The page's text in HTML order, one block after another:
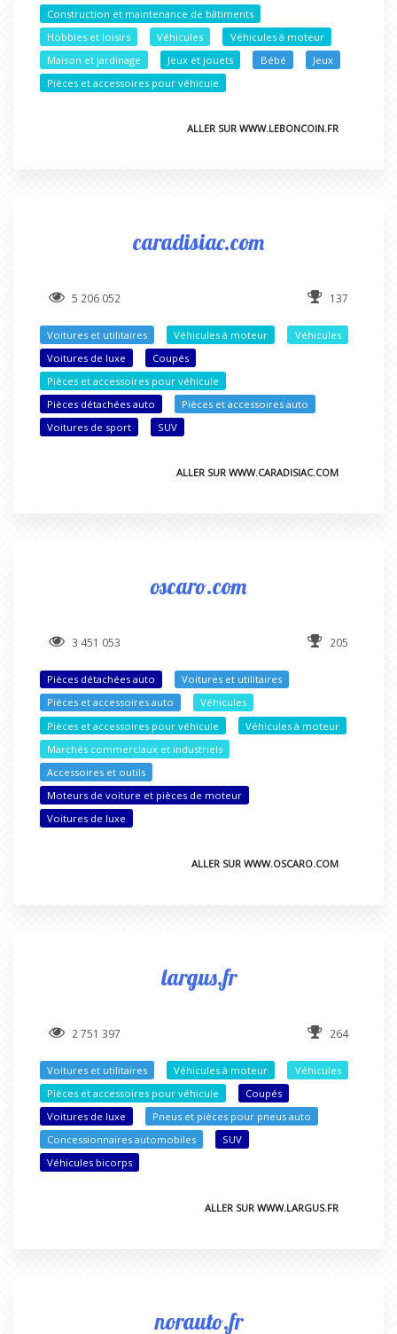
Construction et maintenance de bâtiments
Hobbies et loisirs
Véhicules
Véhicules à moteur
Maison et jardinage
Jeux et jouets Bébé
Jeux
Pièces et accessoires pour véhicule
ALLER SUR WWW.LEBONCOIN.FR
caradisiac.com
5 206 052 137
Voitures et utilitaires Véhicules à moteur
Véhicules
Voitures de luxe
Coupés
Pièces et accessoires pour véhicule
Pièces détachées auto
Pièces et accessoires auto
Voitures de sport
SUV
ALLER SUR WWW.CARADISIAC.COM
oscaro.com
3 451 053 205
Pièces détachées auto
Voitures et utilitaires
Pièces et accessoires auto
Véhicules
Pièces et accessoires pour véhicule
Véhicules à moteur
Marchés commerciaux et industriels
Accessoires et outils
Moteurs de voiture et pièces de moteur
Voitures de luxe
ALLER SUR WWW.OSCARO.COM
largus.fr
2 751 397 264
Voitures et utilitaires Véhicules à moteur
Véhicules
Pièces et accessoires pour véhicule
Coupés
Voitures de luxe
Pneus et pièces pour pneus auto
Concessionnaires automobiles
SUV
Véhicules bicorps
ALLER SUR WWW.LARGUS.FR
norauto.fr